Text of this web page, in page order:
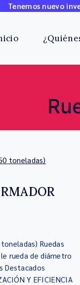
Tenemos nuevo
toneladas) Ruedas
rueda de diámetro
Destacados
Y EFICIENCIA